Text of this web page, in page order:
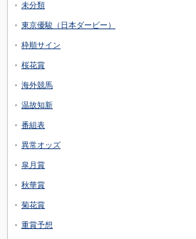
未分類
東京優駿（日本ダービー）
枠順サイン
桜花賞
海外競馬
温故知新
番組表
異常オッズ
皐月賞
秋華賞
菊花賞
重賞予想